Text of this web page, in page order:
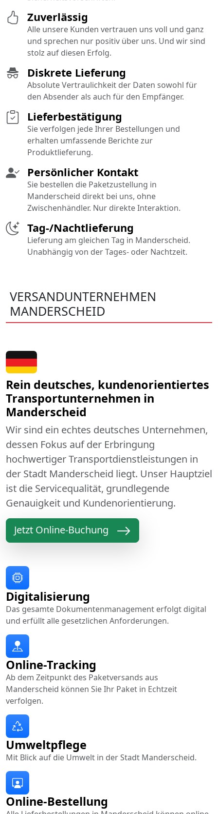
Diskrete Lieferung
Absolute Vertraulichkeit der Daten sowohl für
den Absender als auch für den Empfänger.
Tag-/Nachtlieferung
Lieferung am gleichen Tag in Manderscheid.
Unabhängig von der Tages- oder Nachtzeit.
Persönlicher Kontakt
Sie bestellen die Paketzustellung in
Manderscheid direkt bei uns, ohne
Zwischenhändler. Nur direkte Interaktion.
Lieferbestätigung
Sie verfolgen jede Ihrer Bestellungen und
erhalten umfassende Berichte zur
Produktlieferung.
Zuverlässig
Alle unsere Kunden vertrauen uns voll und ganz
und sprechen nur positiv über uns. Und wir sind
stolz auf diesen Erfolg.
VERSANDUNTERNEHMEN
MANDERSCHEID
Rein deutsches, kundenorientiertes
Transportunternehmen in
Manderscheid
Wir sind ein echtes deutsches Unternehmen,
dessen Fokus auf der Erbringung
hochwertiger Transportdienstleistungen in
der Stadt Manderscheid liegt. Unser Hauptziel
ist die Servicequalität, grundlegende
Genauigkeit und Kundenorientierung.
Jetzt Online-Buchung
Online-Bestellung
Online-Tracking
Ab dem Zeitpunkt des Paketversands aus
Manderscheid können Sie Ihr Paket in Echtzeit
verfolgen.
Digitalisierung
Das gesamte Dokumentenmanagement erfolgt digital
und erfüllt alle gesetzlichen Anforderungen.
Umweltpflege
Mit Blick auf die Umwelt in der Stadt Manderscheid.